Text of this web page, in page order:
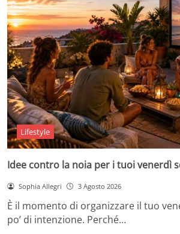
Lifestyle
Idee contro la noia per i tuoi venerdì
Sophia Allegri 3 Agosto 2026
È il momento di organizzare il tuo
po’ di intenzione. Perché…